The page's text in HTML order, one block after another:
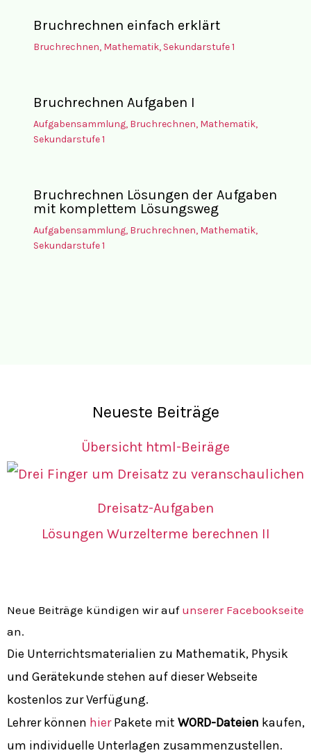
Bruchrechnen einfach erklärt
Bruchrechnen, Mathematik, Sekundarstufe 1
Bruchrechnen Aufgaben I
Aufgabensammlung, Bruchrechnen, Mathematik,
Sekundarstufe 1
Bruchrechnen Lösungen der Aufgaben
mit komplettem Lösungsweg
Aufgabensammlung, Bruchrechnen, Mathematik,
Sekundarstufe 1
Neueste Beiträge
Übersicht html-Beiräge
Dreisatz-Aufgaben
Lösungen Wurzelterme berechnen II
Neue Beiträge kündigen wir auf unserer Facebookseite
an.
Die Unterrichtsmaterialien zu Mathematik, Physik
und Gerätekunde stehen auf dieser Webseite
kostenlos zur Verfügung.
Lehrer können hierPakete mit WORD-Dateien kaufen,
um individuelle Unterlagen zusammenzustellen.